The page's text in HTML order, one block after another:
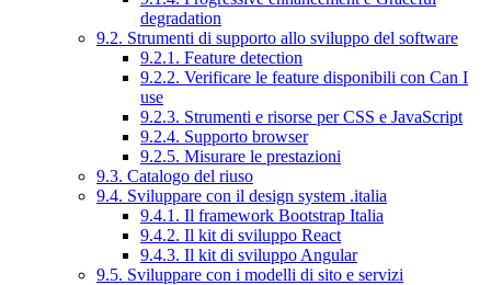
degradation
9.2. Strumenti di supporto allo sviluppo del software
9.2.1. Feature detection
9.2.2. Verificare le feature disponibili con Can I
use
9.2.3. Strumenti e risorse per CSS e JavaScript
9.2.4. Supporto browser
9.2.5. Misurare le prestazioni
9.3. Catalogo del riuso
9.4. Sviluppare con il design system .italia
9.4.1. Il framework Bootstrap Italia
9.4.2. Il kit di sviluppo React
9.4.3. Il kit di sviluppo Angular
9.5. Sviluppare con i modelli di sito e servizi